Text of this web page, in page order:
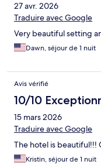
27 avr. 2026
Traduire avec Google
Very beautiful setting
Dawn, séjour de 1 nuit
Avis vérifié
10/10
15 mars 2026
Traduire avec Google
The hotel is beautiful!!!
Kristin, séjour de 1 nuit